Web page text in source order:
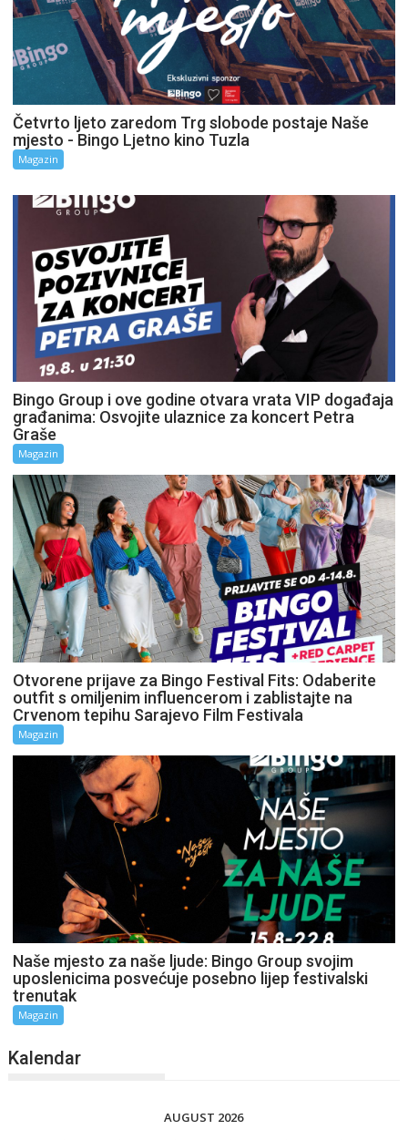
Četvrto ljeto zaredom Trg slobode postaje Naše
mjesto - Bingo Ljetno kino Tuzla
Magazin
Bingo Group i ove godine otvara vrata VIP događaja
građanima: Osvojite ulaznice za koncert Petra
Graše
Magazin
Otvorene prijave za Bingo Festival Fits: Odaberite
outfit s omiljenim influencerom i zablistajte na
Crvenom tepihu Sarajevo Film Festivala
Magazin
Naše mjesto za naše ljude: Bingo Group svojim
uposlenicima posvećuje posebno lijep festivalski
trenutak
Magazin
Kalendar
AUGUST 2026